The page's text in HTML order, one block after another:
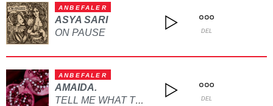
ANBEFALER
ASYA SARI
ON PAUSE
DEL
ANBEFALER
AMAIDA.
TELL ME WHAT TO DO DEL